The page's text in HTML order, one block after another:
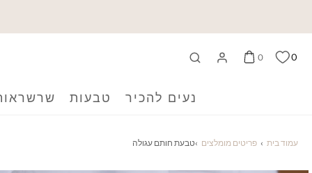
0 0
נעים להכיר טבעות
עמוד בית › פריטים מומלצים ›טבעת חותם עגולה